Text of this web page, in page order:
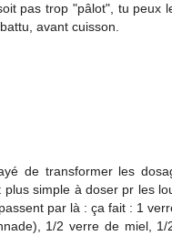
pas trop "pâlot", tu peux
avant cuisson.
de transformer les
plus simple à doser pr les
par là : ça fait : 1
1/2 verre de miel,